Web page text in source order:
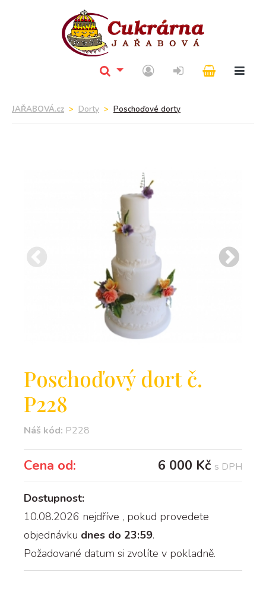
JAŘABOVÁ.cz Dorty Poschoďové dorty
Poschoďový dort č.
P228
Náš kód: P228
Cena od: 6 000 Kč s DPH
Dostupnost:
10.08.2026 nejdříve , pokud provedete
objednávku dnes do 23:59.
Požadované datum si zvolíte v pokladně.